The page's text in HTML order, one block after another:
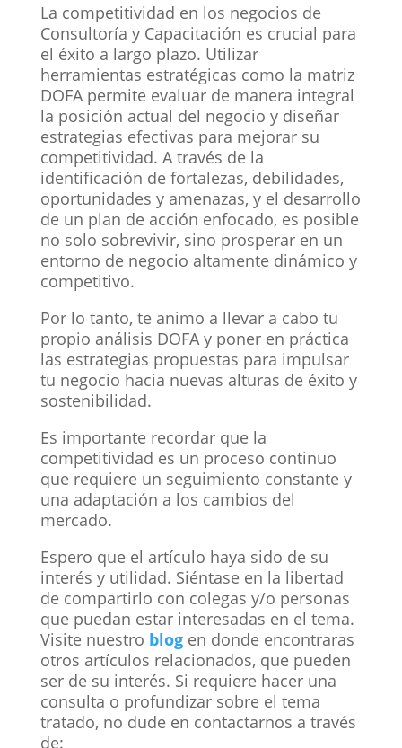
La competitividad en los negocios de
Consultoría y Capacitación es crucial para
el éxito a largo plazo. Utilizar
herramientas estratégicas como la matriz
DOFA permite evaluar de manera integral
la posición actual del negocio y diseñar
estrategias efectivas para mejorar su
competitividad. A través de la
identificación de fortalezas, debilidades,
oportunidades y amenazas, y el desarrollo
de un plan de acción enfocado, es posible
no solo sobrevivir, sino prosperar en un
entorno de negocio altamente dinámico y
competitivo.
Por lo tanto, te animo a llevar a cabo tu
propio análisis DOFA y poner en práctica
las estrategias propuestas para impulsar
tu negocio hacia nuevas alturas de éxito y
sostenibilidad.
Es importante recordar que la
competitividad es un proceso continuo
que requiere un seguimiento constante y
una adaptación a los cambios del
mercado.
Espero que el artículo haya sido de su
interés y utilidad. Siéntase en la libertad
de compartirlo con colegas y/o personas
que puedan estar interesadas en el tema.
Visite nuestro blogen donde encontraras
otros artículos relacionados, que pueden
ser de su interés. Si requiere hacer una
consulta o profundizar sobre el tema
tratado, no dude en contactarnos a través
de: